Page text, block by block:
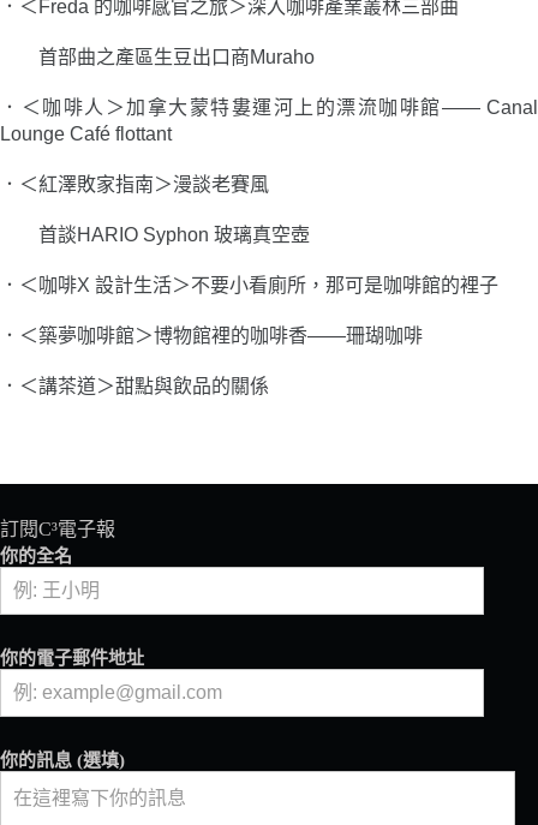
．＜Freda 的咖啡感官之旅＞深入咖啡產業叢林三部曲
首部曲之產區生豆出口商Muraho
．＜咖啡人＞加拿大蒙特婁運河上的漂流咖啡館――Canal
Lounge Café flottant
．＜紅澤敗家指南＞漫談老賽風
首談HARIO Syphon 玻璃真空壺
．＜咖啡X 設計生活＞不要小看廁所，那可是咖啡館的裡子
．＜築夢咖啡館＞博物館裡的咖啡香――珊瑚咖啡
．＜講茶道＞甜點與飲品的關係
訂閱C³電子報
你的全名
你的電子郵件地址
你的訊息 (選填)